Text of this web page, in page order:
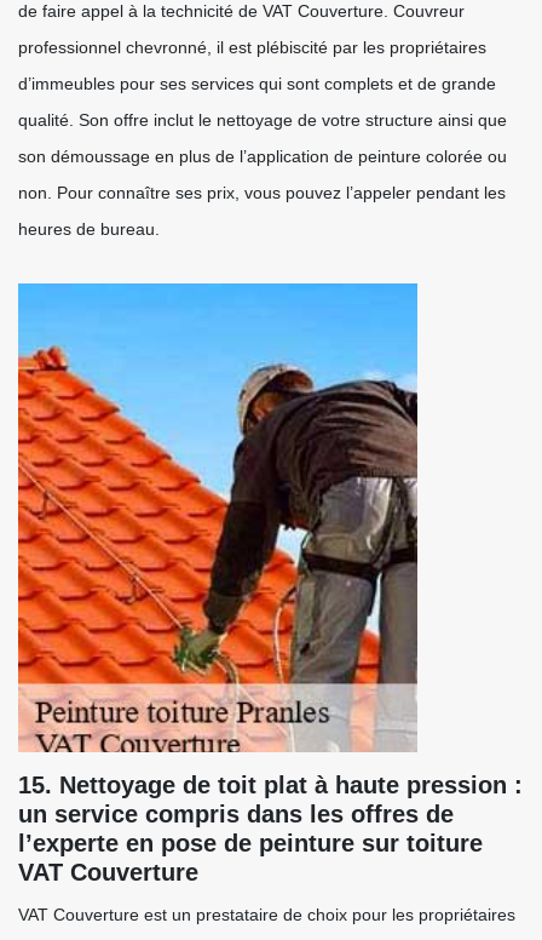
de faire appel à la technicité de VAT Couverture. Couvreur
professionnel chevronné, il est plébiscité par les propriétaires
d’immeubles pour ses services qui sont complets et de grande
qualité. Son offre inclut le nettoyage de votre structure ainsi que
son démoussage en plus de l’application de peinture colorée ou
non. Pour connaître ses prix, vous pouvez l’appeler pendant les
heures de bureau.
15. Nettoyage de toit plat à haute pression :
un service compris dans les offres de
l’experte en pose de peinture sur toiture
VAT Couverture
VAT Couverture est un prestataire de choix pour les propriétaires